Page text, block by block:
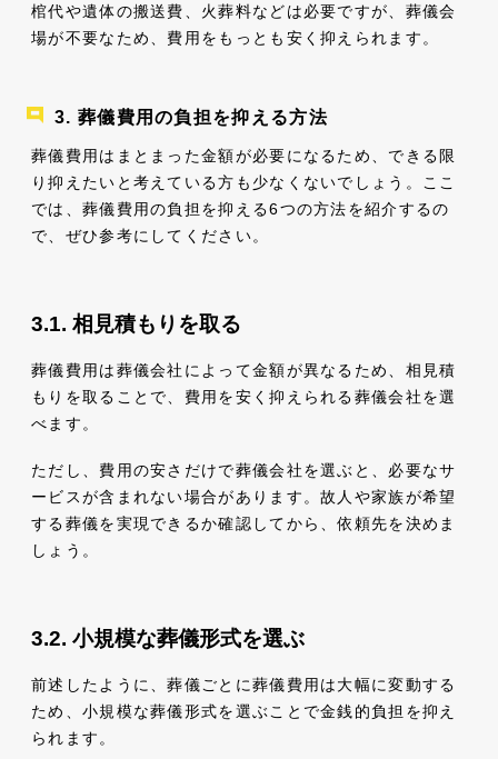
棺代や遺体の搬送費、火葬料などは必要ですが、葬儀会
場が不要なため、費用をもっとも安く抑えられます。
葬儀費用の負担を抑える方法
葬儀費用はまとまった金額が必要になるため、できる限
り抑えたいと考えている方も少なくないでしょう。ここ
では、葬儀費用の負担を抑える6つの方法を紹介するの
で、ぜひ参考にしてください。
相見積もりを取る
葬儀費用は葬儀会社によって金額が異なるため、相見積
もりを取ることで、費用を安く抑えられる葬儀会社を選
べます。
ただし、費用の安さだけで葬儀会社を選ぶと、必要なサ
ービスが含まれない場合があります。故人や家族が希望
する葬儀を実現できるか確認してから、依頼先を決めま
しょう。
小規模な葬儀形式を選ぶ
前述したように、葬儀ごとに葬儀費用は大幅に変動する
ため、小規模な葬儀形式を選ぶことで金銭的負担を抑え
られます。